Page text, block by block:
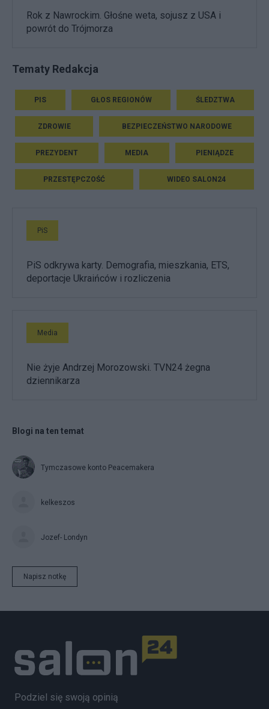
Rok z Nawrockim. Głośne weta, sojusz z USA i
powrót do Trójmorza
Tematy Redakcja
PIS GŁOS REGIONÓW ŚLEDZTWA
ZDROWIE BEZPIECZEŃSTWO NARODOWE
PREZYDENT MEDIA PIENIĄDZE
PRZESTĘPCZOŚĆ WIDEO SALON24
PiS
PiS odkrywa karty. Demografia, mieszkania, ETS,
deportacje Ukraińców i rozliczenia
Media
Nie żyje Andrzej Morozowski. TVN24 żegna
dziennikarza
Blogi na ten temat
Tymczasowe konto Peacemakera
kelkeszos
Jozef- Londyn
Napisz notkę
Podziel się swoją opinią